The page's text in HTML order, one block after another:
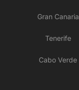
Gran Canaria
Tenerife
Cabo Verde